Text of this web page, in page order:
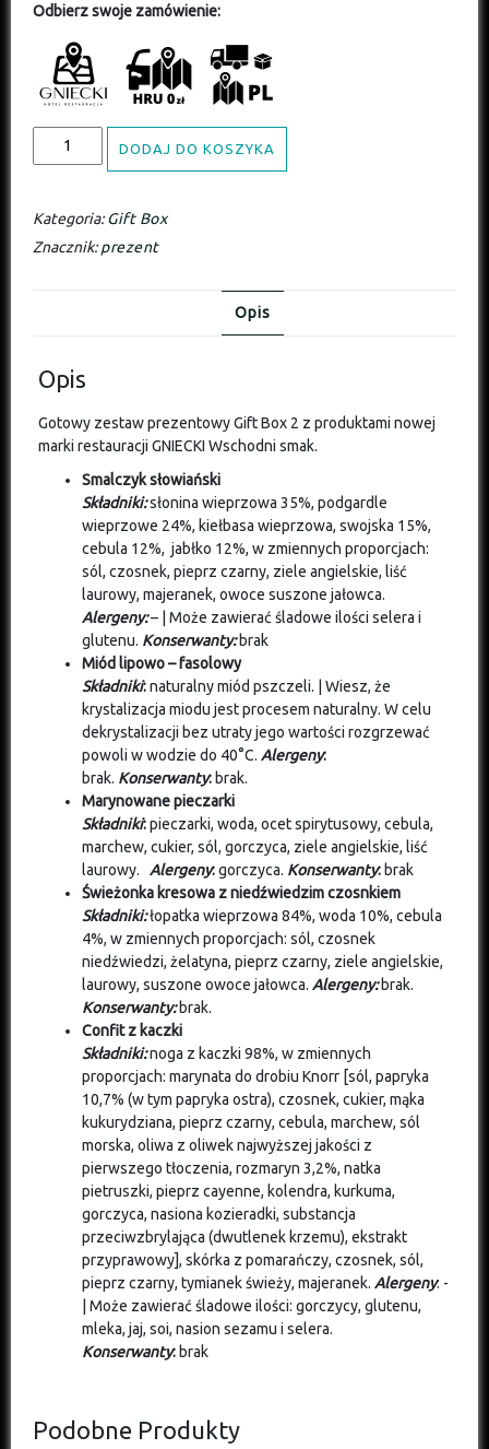
Odbierz swoje zamówienie:
DODAJ DO KOSZYKA
Kategoria:Gift Box
Znacznik:prezent
Opis
Opis
Gotowy zestaw prezentowy Gift Box 2 z produktami nowej
marki restauracji GNIECKI Wschodni smak.
Smalczyk słowiański
Składniki:słonina wieprzowa 35%, podgardle
wieprzowe 24%, kiełbasa wieprzowa, swojska 15%,
cebula 12%, jabłko 12%, w zmiennych proporcjach:
sól, czosnek, pieprz czarny, ziele angielskie, liść
laurowy, majeranek, owoce suszone jałowca.
Alergeny:– | Może zawierać śladowe ilości selera i
glutenu. Konserwanty:brak
Miód lipowo – fasolowy
Składniki:naturalny miód pszczeli. | Wiesz, że
krystalizacja miodu jest procesem naturalny. W celu
dekrystalizacji bez utraty jego wartości rozgrzewać
powoli w wodzie do 40°C. Alergeny:
brak. Konserwanty: brak.
Marynowane pieczarki
Składniki:pieczarki, woda, ocet spirytusowy, cebula,
marchew, cukier, sól, gorczyca, ziele angielskie, liść
laurowy.
Alergeny:gorczyca. Konserwanty: brak
Świeżonka kresowa z niedźwiedzim czosnkiem
Składniki:łopatka wieprzowa 84%, woda 10%, cebula
4%, w zmiennych proporcjach: sól, czosnek
niedźwiedzi, żelatyna, pieprz czarny, ziele angielskie,
laurowy, suszone owoce jałowca. Alergeny: brak.
Konserwanty:brak.
Confit z kaczki
Składniki:noga z kaczki 98%, w zmiennych
proporcjach: marynata do drobiu Knorr [sól, papryka
10,7% (w tym papryka ostra), czosnek, cukier, mąka
kukurydziana, pieprz czarny, cebula, marchew, sól
morska, oliwa z oliwek najwyższej jakości z
pierwszego tłoczenia, rozmaryn 3,2%, natka
pietruszki, pieprz cayenne, kolendra, kurkuma,
gorczyca, nasiona kozieradki, substancja
przeciwzbrylająca (dwutlenek krzemu), ekstrakt
przyprawowy], skórka z pomarańczy, czosnek, sól,
pieprz czarny, tymianek świeży, majeranek. Alergeny: -
| Może zawierać śladowe ilości: gorczycy, glutenu,
mleka, jaj, soi, nasion sezamu i selera.
Konserwanty: brak
Podobne Produkty